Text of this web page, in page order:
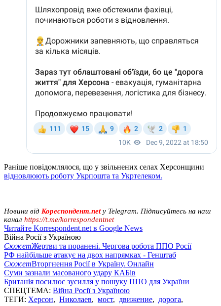
Раніше повідомлялося, що у звільнених селах Херсонщини
відновлюють роботу Укрпошта та Укртелеком.
Новини від Кореспондент.netу Telegram. Підписуйтесь на наш
канал https://t.me/korrespondentnet
Читайте Korrespondent.net в Google News
Війна Росії з Україною
СюжетЖертви та поранені. Чергова робота ППО Росії
РФ найбільше атакує на двох напрямках - Генштаб
СюжетВторгнення Росії в Україну. Онлайн
Суми зазнали масованого удару КАБів
Британія посилює зусилля у пошуку ППО для України
СПЕЦТЕМА: Війна Росії з Україною
ТЕГИ: Херсон, Николаев, мост, движение, дорога,